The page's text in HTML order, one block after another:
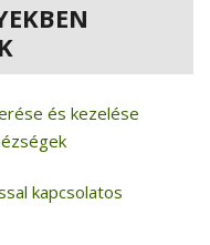
és kezelése
kapcsolatos